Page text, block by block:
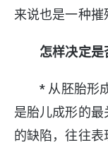
来说也是一种摧
怎样决定是
* 从胚胎形成
是胎儿成形的
的缺陷，往往